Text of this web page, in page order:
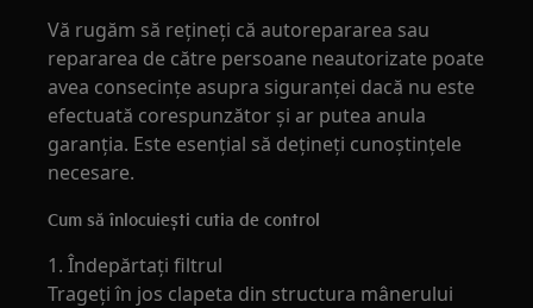
Vă rugăm să rețineți că autorepararea sau
repararea de către persoane neautorizate poate
avea consecințe asupra siguranței dacă nu este
efectuată corespunzător și ar putea anula
garanția. Este esențial să dețineți cunoștințele
necesare.
Cum să înlocuiești cutia de control
1. Îndepărtați filtrul
Trageți în jos clapeta din structura mânerului